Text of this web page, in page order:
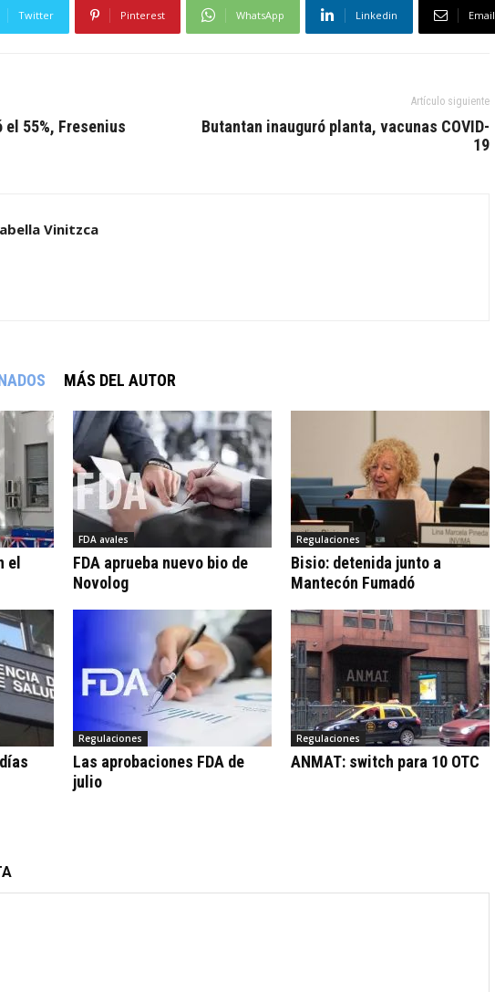
Twitter Pinterest WhatsApp Linkedin Email
55%, Fresenius
Artículo siguiente
Butantan inauguró planta, vacunas COVID-
19
Vinitzca
MÁS DEL AUTOR
el
FDA avales
FDA aprueba nuevo bio de
Novolog
Regulaciones
Bisio: detenida junto a
Mantecón Fumadó
Regulaciones
Las aprobaciones FDA de
julio
Regulaciones
ANMAT: switch para 10 OTC